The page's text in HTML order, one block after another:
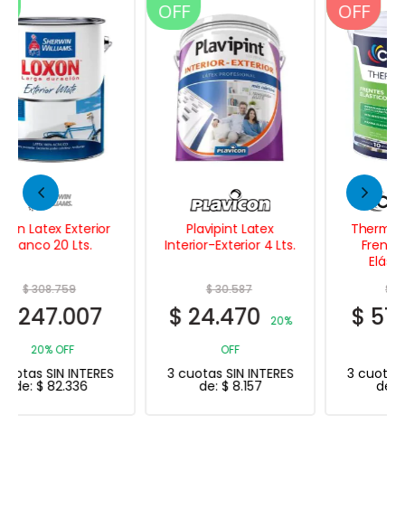
OFF
Plavipint Latex
Interior-Exterior 4 Lts.
$24.470
20%
3 cuotas SIN INTERES
de:
OFF
OFF
Thermocontrol Flex
Frentes y Muros
$51.596
3 cuotas SIN INTERES
de: